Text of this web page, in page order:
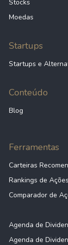
Stocks
Moedas
Startups
Startups e
Conteúdo
Blog
Ferramentas
Carteiras
Rankings de Ações
Comparador de
Agenda de
Agenda de